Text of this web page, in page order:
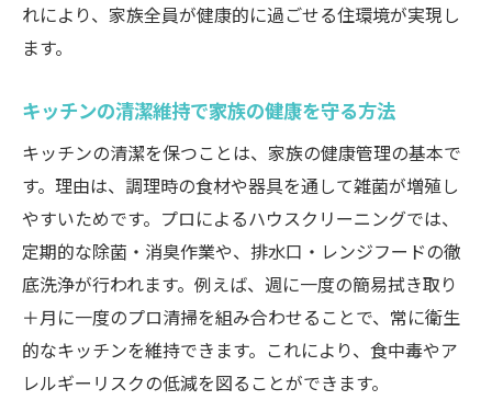
れにより、家族全員が健康的に過ごせる住環境が実現し
ます。
キッチンの清潔維持で家族の健康を守る方法
キッチンの清潔を保つことは、家族の健康管理の基本で
す。理由は、調理時の食材や器具を通して雑菌が増殖し
やすいためです。プロによるハウスクリーニングでは、
定期的な除菌・消臭作業や、排水口・レンジフードの徹
底洗浄が行われます。例えば、週に一度の簡易拭き取り
＋月に一度のプロ清掃を組み合わせることで、常に衛生
的なキッチンを維持できます。これにより、食中毒やア
レルギーリスクの低減を図ることができます。